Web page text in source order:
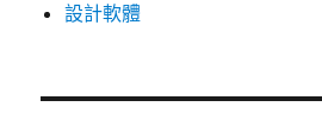
設計軟體